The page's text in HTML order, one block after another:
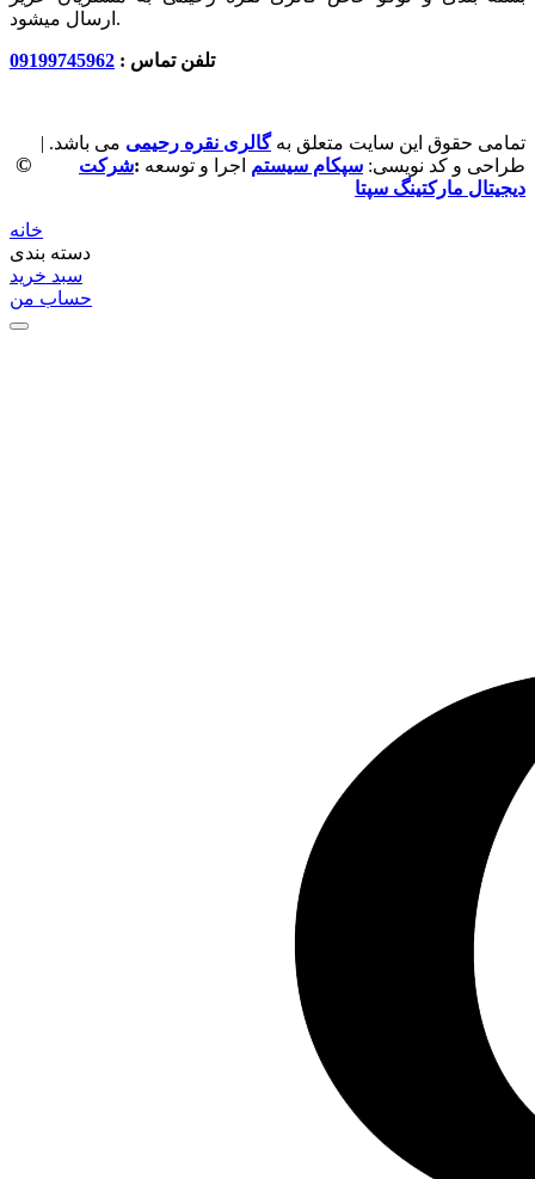
ارسال میشود.
تلفن تماس : 09199745962
©
تمامی حقوق این سایت متعلق بهگالری نقره رحیمی می باشد. |
طراحی و کد نویسی: سپکام سیستم اجرا و توسعه :شرکت
دیجیتال مارکتینگ سپتا
خانه
دسته بندی
سبد خرید
حساب من